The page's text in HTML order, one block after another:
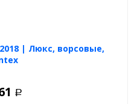
| Люкс, ворсовые,
Р